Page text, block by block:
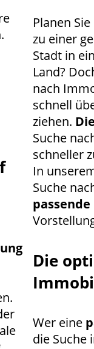
Planen
zu einer
Stadt in
Land?
nach
schnell
ziehen.
Suche
schneller
In
Suche
Die
Wer eine
die Suche